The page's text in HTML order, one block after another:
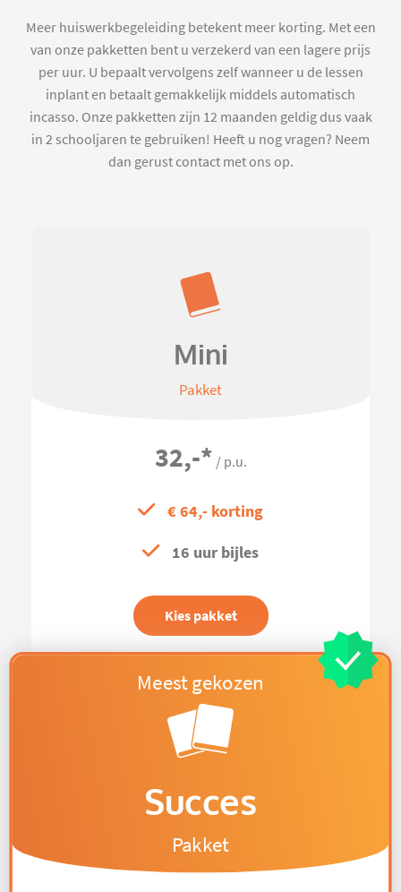
Meer huiswerkbegeleiding betekent meer korting. Met een
van onze pakketten bent u verzekerd van een lagere prijs
per uur. U bepaalt vervolgens zelf wanneer u de lessen
inplant en betaalt gemakkelijk middels automatisch
incasso. Onze pakketten zijn 12 maanden geldig dus vaak
in 2 schooljaren te gebruiken! Heeft u nog vragen? Neem
dan gerust contact met ons op.
Mini
Pakket
32,-* / p.u.
€ 64,- korting
16 uur bijles
Kies pakket
Succes
Pakket